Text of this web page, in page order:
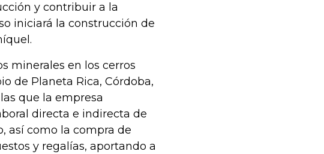
y contribuir a la
iniciará la construcción de
minerales en los cerros
de Planeta Rica, Córdoba,
que la empresa
directa e indirecta de
así como la compra de
y regalías, aportando a